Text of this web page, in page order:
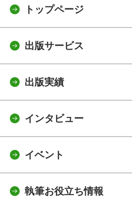
トップページ
出版サービス
出版実績
インタビュー
イベント
執筆お役立ち情報